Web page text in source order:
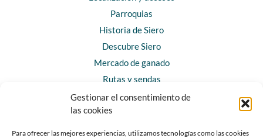
Gestionar el consentimiento de
las cookies
Para ofrecer las mejores experiencias, utilizamos tecnologías como las cookies
Parroquias
Historia de Siero
Descubre Siero
Mercado de ganado
Rutas y sendas
Horarios y contacto